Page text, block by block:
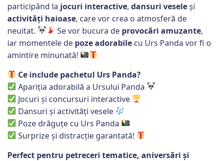
participând la jocuri interactive, dansuri veseleși
activități haioase, care vor crea o atmosferă de
neuitat.
Se vor bucura de provocări amuzante,
iar momentele de poze adorabile cu Urs Panda vor fi o
amintire minunată!
Ce include pachetul Urs Panda?
Apariția adorabilă a Ursului Panda
Jocuri și concursuri interactive
Dansuri și activități vesele
Poze drăguțe cu Urs Panda
Surprize și distracție garantată!
Perfect pentru petreceri tematice, aniversări și